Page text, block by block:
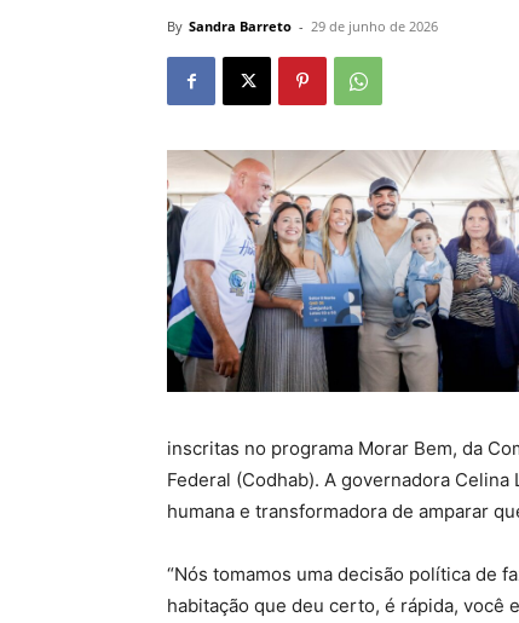
By Sandra Barreto - 29 de junho de 2026
inscritas no programa Morar Bem, da
Federal (Codhab). A governadora
humana e transformadora de amparar
“Nós tomamos uma decisão política de
habitação que deu certo, é rápida, você